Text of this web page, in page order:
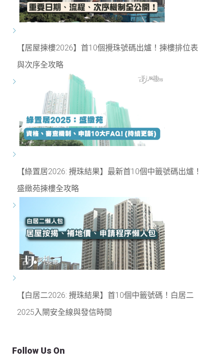
【居屋揀樓2026】首10個攪珠號碼出爐！揀樓排位表
與次序全攻略
【綠置居2026: 攪珠結果】最新首10個中籤號碼出爐！
盛緻苑揀樓全攻略
【白居二2026: 攪珠結果】首10個中籤號碼！白居二
2025入閘安全線與發信時間
Follow Us On